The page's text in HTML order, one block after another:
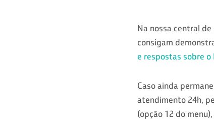
Na nossa central
consigam
e respostas sobre o
Caso ainda
atendimento 24h,
(opção 12 do